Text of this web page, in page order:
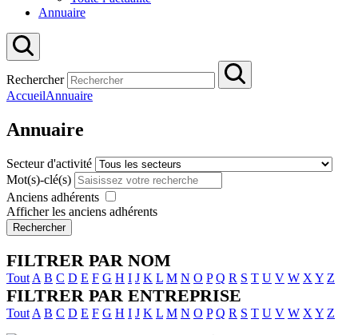
Annuaire
Rechercher
AccueilAnnuaire
Annuaire
Secteur d'activité
Mot(s)-clé(s)
Anciens adhérents
Afficher les anciens adhérents
Rechercher
FILTRER PAR NOM
Tout A B C D E F G H I J K L M N O P Q R S T U V W X Y Z
FILTRER PAR ENTREPRISE
Tout A B C D E F G H I J K L M N O P Q R S T U V W X Y Z